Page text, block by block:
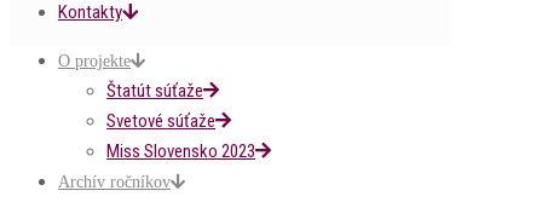
Kontakty
O projekte
Štatút súťaže
Svetové súťaže
Miss Slovensko 2023
Archív ročníkov